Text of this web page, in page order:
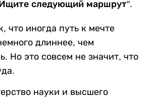
Ищите следующий маршрут".
что иногда путь к мечте
длиннее, чем
Но это совсем не значит, что
науки и высшего